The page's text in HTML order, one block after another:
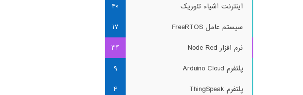
اینترنت اشیاء تئوریک
40
سیستم عامل FreeRTOS
17
نرم افزار Node Red
34
پلتفرم Arduino Cloud
9
پلتفرم ThingSpeak
4